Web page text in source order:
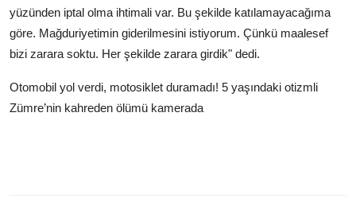
yüzünden iptal olma ihtimali var. Bu şekilde katılamayacağıma
göre. Mağduriyetimin giderilmesini istiyorum. Çünkü maalesef
bizi zarara soktu. Her şekilde zarara girdik" dedi.
Otomobil yol verdi, motosiklet duramadı! 5 yaşındaki otizmli
Zümre’nin kahreden ölümü kamerada